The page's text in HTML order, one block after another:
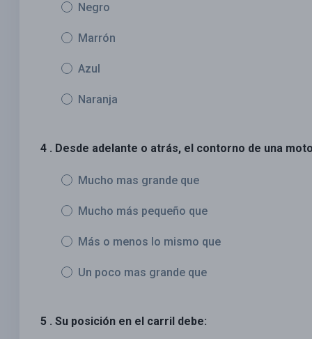
Negro
Marrón
Azul
Naranja
4 . Desde adelante o atrás, el contorno de una
Mucho mas grande que
Mucho más pequeño que
Más o menos lo mismo que
Un poco mas grande que
5 . Su posición en el carril debe: